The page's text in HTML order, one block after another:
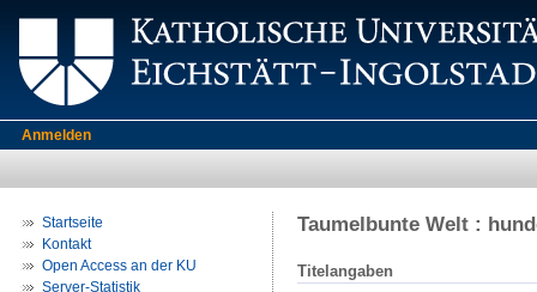
Anmelden
Startseite
Kontakt
Open Access an der KU
Server-Statistik
Taumelbunte Welt :
Titelangaben